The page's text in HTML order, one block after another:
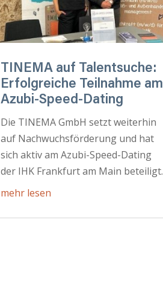
TINEMA auf Talentsuche:
Erfolgreiche Teilnahme am
Azubi-Speed-Dating
Die TINEMA GmbH setzt weiterhin
auf Nachwuchsförderung und hat
sich aktiv am Azubi-Speed-Dating
der IHK Frankfurt am Main beteiligt.
mehr lesen